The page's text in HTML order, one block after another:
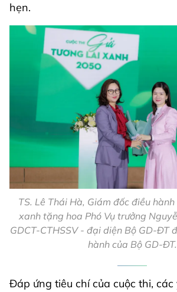
hẹn.
TS. Lê Thái Hà, Giám đốc điều
xanh tặng hoa Phó Vụ trưởng
GDCT-CTHSSV - đại diện Bộ GD-ĐT
hành của Bộ GD-ĐT.
Đáp ứng tiêu chí của cuộc thi,